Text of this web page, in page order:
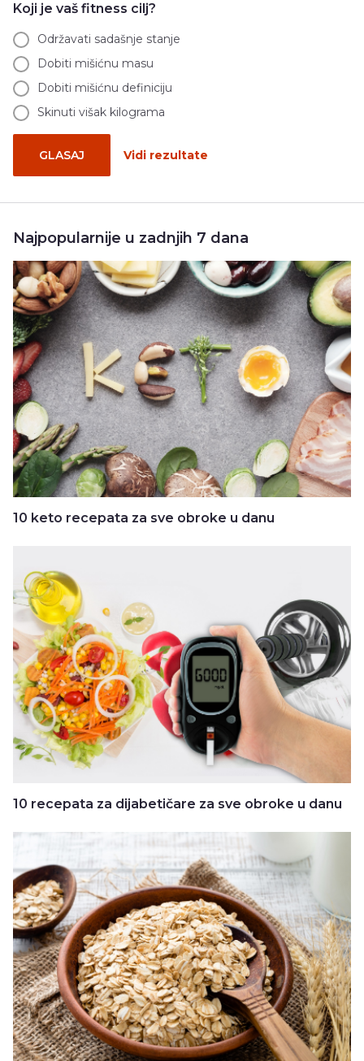
Koji je vaš fitness cilj?
Održavati sadašnje stanje
Dobiti mišićnu masu
Dobiti mišićnu definiciju
Skinuti višak kilograma
GLASAJ Vidi rezultate
Najpopularnije u zadnjih 7 dana
10 keto recepata za sve obroke u danu
10 recepata za dijabetičare za sve obroke u danu